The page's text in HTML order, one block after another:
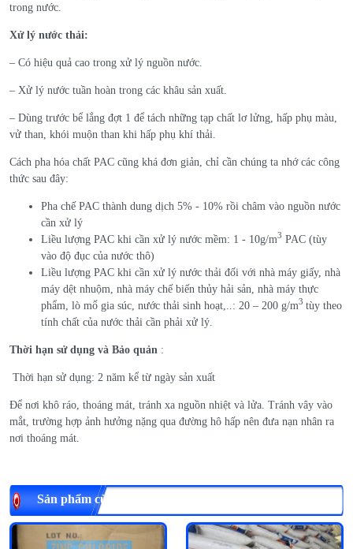
trong nước.
Xử lý nước thải:
– Có hiệu quả cao trong xử lý nguồn nước.
– Xử lý nước tuần hoàn trong các khâu sản xuất.
– Dùng trước bể lắng đợt 1 để tách những tạp chất lơ lửng, hấp phụ màu,
vử than, khói muộn than khi hấp phụ khí thải.
Cách pha hóa chất PAC cũng khá đơn giản, chỉ cần chúng ta nhớ các công
thức sau đây:
Pha chế PAC thành dung dịch 5% - 10% rồi châm vào nguồn nước
cần xử lý
Liều lượng PAC khi cần xử lý nước mềm: 1 - 10g/m3 PAC (tùy
vào độ đục của nước thô)
Liều lượng PAC khi cần xử lý nước thải đối với nhà máy giấy, nhà
máy dệt nhuộm, nhà máy chế biến thủy hải sản, nhà máy thực
phẩm, lò mổ gia súc, nước thải sinh hoạt,..: 20 – 200 g/m3 tùy theo
tính chất của nước thải cần phải xử lý.
Thời hạn sử dụng và Bảo quản :
Thời hạn sử dụng: 2 năm kể từ ngày sản xuất
Để nơi khô ráo, thoáng mát, tránh xa nguồn nhiệt và lửa. Tránh vây vào
mắt, trường hợp ảnh hưởng nặng qua đường hô hấp nên đưa nạn nhân ra
nơi thoáng mát.
Sản phẩm cùng loại